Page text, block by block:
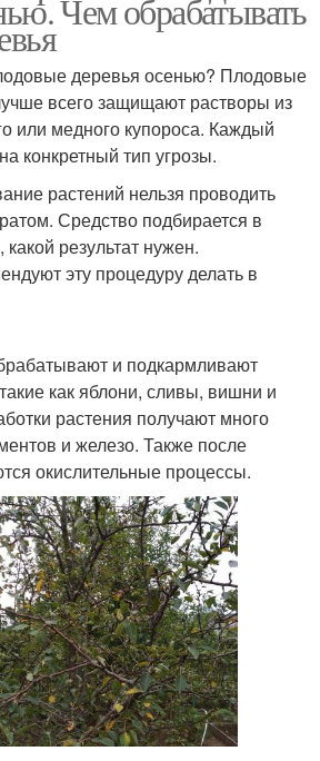
Чем обрабатывать
деревья осенью? Плодовые
всего защищают растворы из
или медного купороса. Каждый
конкретный тип угрозы.
растений нельзя проводить
Средство подбирается в
какой результат нужен.
эту процедуру делать в
и подкармливают
как яблони, сливы, вишни и
растения получают много
и железо. Также после
окислительные процессы.